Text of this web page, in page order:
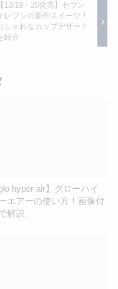
【12/19・20発売】セブン
レブンの新作スイーツ！
しゃれなカップデザート
紹介
glo hyper air】グローハイ
エアーの使い方！画像付
解説